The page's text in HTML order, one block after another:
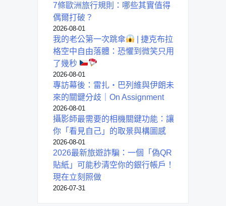
7條歐洲旅行規則：哪些其實值得
偶爾打破？
2026-08-01
我的老公第一次跳傘
| 捷克布拉
格空中自由落體：恐懼到微笑只用
了幾秒
2026-08-01
專訪幕後：雷扎・巴列維與伊朗未
來的關鍵分歧｜On Assignment
2026-08-01
攝影師最需要的相機關鍵功能：讓
你「看見自己」的取景與構圖感
2026-08-01
2026最新旅遊詐騙：一個「偽QR
貼紙」可能秒清空你的銀行帳戶！
現在立刻照做
2026-07-31